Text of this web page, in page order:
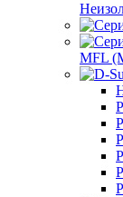
MFL